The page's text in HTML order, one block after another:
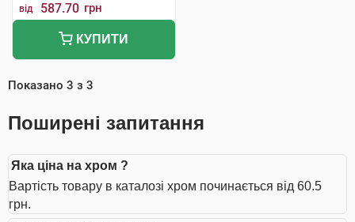
від 587.70 грн
КУПИТИ
Показано 3 з 3
Поширені запитання
Яка ціна на хром ?
Вартість товару в каталозі хром починається від 60.5
грн.